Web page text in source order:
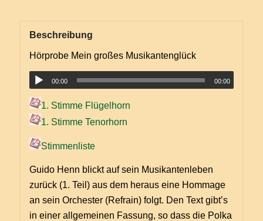
Beschreibung
Hörprobe Mein großes Musikantenglück
00:00 00:00
1. Stimme Flügelhorn
1. Stimme Tenorhorn
Stimmenliste
Guido Henn blickt auf sein Musikantenleben
zurück (1. Teil) aus dem heraus eine Hommage
an sein Orchester (Refrain) folgt. Den Text gibt’s
in einer allgemeinen Fassung, so dass die Polka